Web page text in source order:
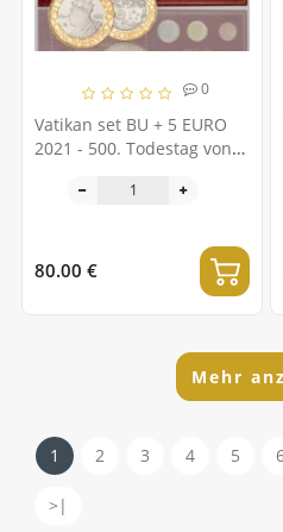
0
Vatikan set BU + 5 EURO
2021 - 500. Todestag von
80.00 €
Mehr
1 2 3 4 5
>|